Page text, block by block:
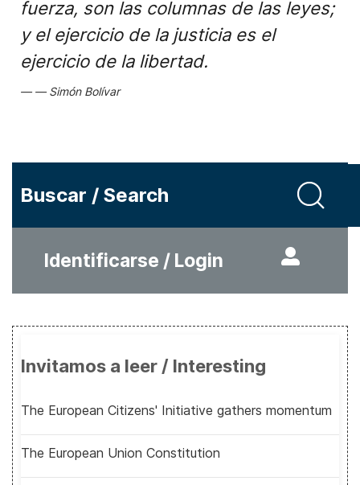
fuerza, son las columnas de las leyes;
y el ejercicio de la justicia es el
ejercicio de la libertad.
Simón Bolívar
Buscar / Search
Identificarse / Login
Invitamos a leer / Interesting
The European Citizens' Initiative gathers momentum
The European Union Constitution